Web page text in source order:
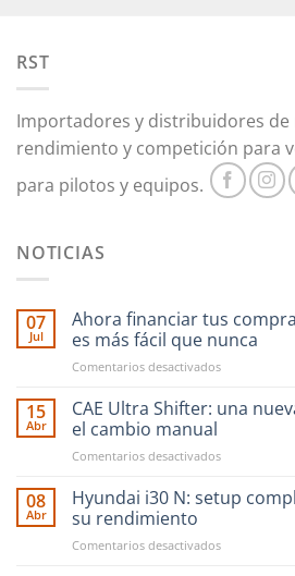
RST
Importadores y distribuidores de
rendimiento y competición para
para pilotos y equipos.
NOTICIAS
07
Jul
Ahora financiar tus
es más fácil que nunca
Comentarios desactivadosen
financiar
en
Motorsport
fácil
15
Abr
CAE Ultra Shifter: una
el cambio manual
Comentarios desactivadosen
Ultra
Shifter:
nueva
08
Abr
Hyundai i30 N: setup
su rendimiento
Comentarios desactivadosen